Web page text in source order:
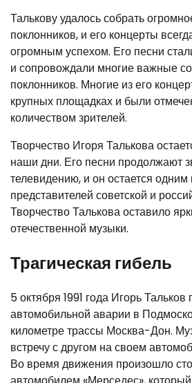
Талькову удалось собрать
поклонников, и его концерты
огромным успехом. Его песни
и сопровождали многие важные
поклонников. Многие из его
крупных площадках и были
количеством зрителей.
Творчество Игоря Талькова
наши дни. Его песни продолжают
телевидению, и он остается
представителей советской и
Творчество Талькова оставило
отечественной музыки.
Трагическая гибель
5 октября 1991 года Игорь Тальков
автомобильной аварии в
километре трассы Москва-Дон.
встречу с другом на своем
Во время движения произошло